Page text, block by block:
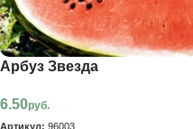
Арбуз Звезда
6.50руб.
Артикул: 96003